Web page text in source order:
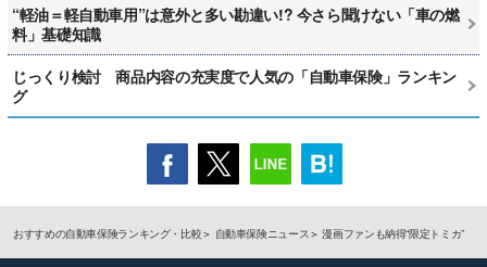
“軽油＝軽自動車用”は意外と多い勘違い!? 今さら聞けない「車の燃
料」基礎知識
じっくり検討 商品内容の充実度で人気の「自動車保険」ランキン
グ
おすすめの自動車保険ランキング・比較 自動車保険ニュース 漫画ファンも納得“限定トミカ”